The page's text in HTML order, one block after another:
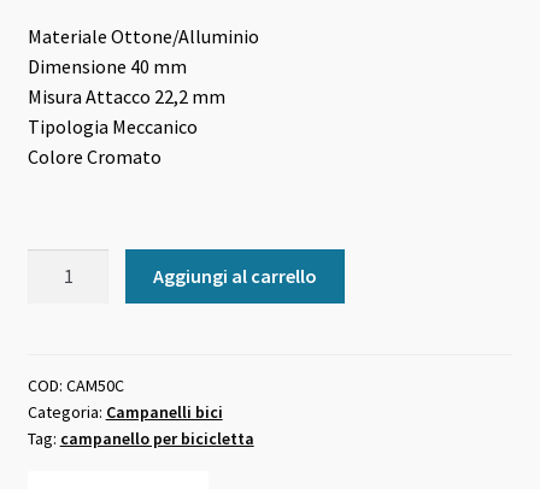
Materiale Ottone/Alluminio
Dimensione 40 mm
Misura Attacco 22,2 mm
Tipologia Meccanico
Colore Cromato
cromato
40mm
quantità
Aggiungi al carrello
COD: CAM50C
Categoria: Campanelli bici
Tag: campanello per bicicletta